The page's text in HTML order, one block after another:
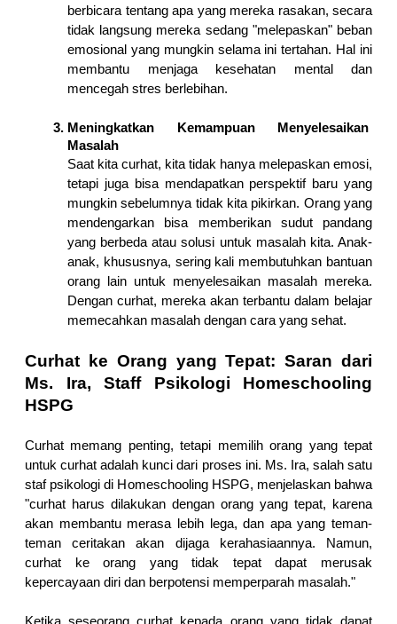
berbicara tentang apa yang mereka rasakan, secara
tidak langsung mereka sedang "melepaskan" beban
emosional yang mungkin selama ini tertahan. Hal ini
membantu menjaga kesehatan mental dan
mencegah stres berlebihan.
Meningkatkan Kemampuan Menyelesaikan
Masalah
Saat kita curhat, kita tidak hanya melepaskan emosi,
tetapi juga bisa mendapatkan perspektif baru yang
mungkin sebelumnya tidak kita pikirkan. Orang yang
mendengarkan bisa memberikan sudut pandang
yang berbeda atau solusi untuk masalah kita. Anak-
anak, khususnya, sering kali membutuhkan bantuan
orang lain untuk menyelesaikan masalah mereka.
Dengan curhat, mereka akan terbantu dalam belajar
memecahkan masalah dengan cara yang sehat.
Curhat ke Orang yang Tepat: Saran dari
Ms. Ira, Staff Psikologi Homeschooling
HSPG
Curhat memang penting, tetapi memilih orang yang tepat
untuk curhat adalah kunci dari proses ini. Ms. Ira, salah satu
staf psikologi di Homeschooling HSPG, menjelaskan bahwa
"curhat harus dilakukan dengan orang yang tepat, karena
akan membantu merasa lebih lega, dan apa yang teman-
teman ceritakan akan dijaga kerahasiaannya. Namun,
curhat ke orang yang tidak tepat dapat merusak
kepercayaan diri dan berpotensi memperparah masalah."